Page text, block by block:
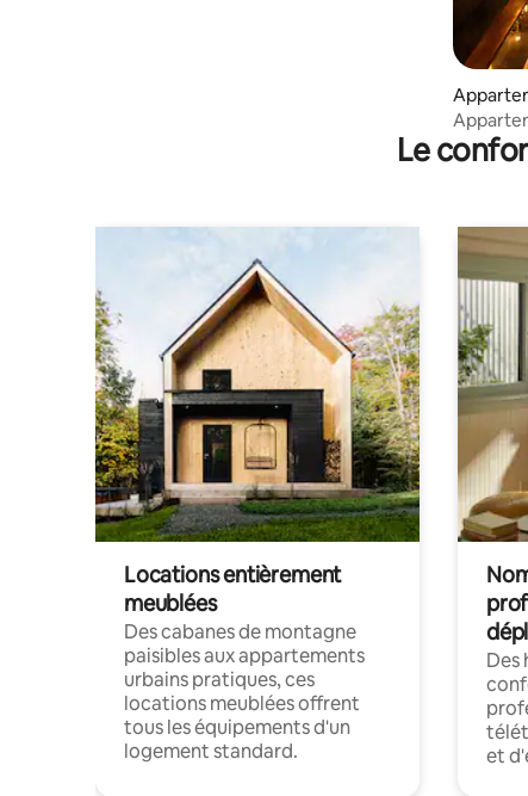
awai
Le
Locations entièrement
meublées
Des cabanes de montagne
paisibles aux appartements
urbains pratiques, ces
locations meublées offrent
tous les équipements d'un
logement standard.
Des
et